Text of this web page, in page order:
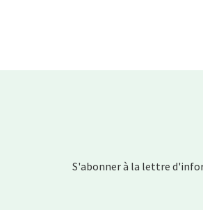
S'abonner à la lettre